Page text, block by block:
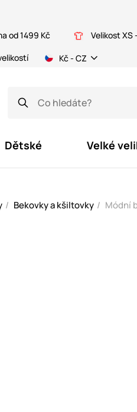
od 1499 Kč Velikost XS
Kč - CZ
Dětské Velké
Bekovky a kšiltovky Módní